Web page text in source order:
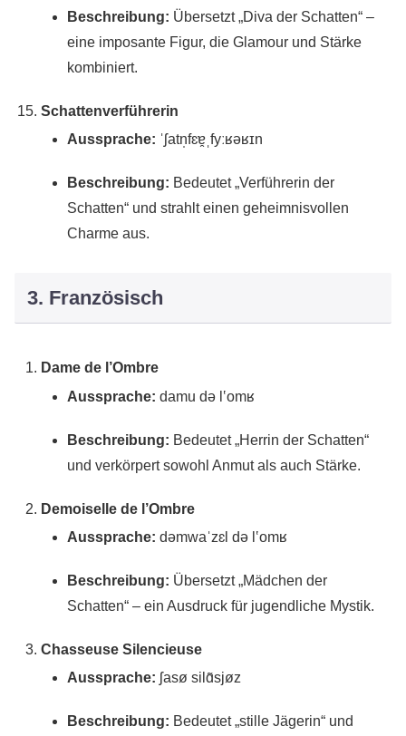
Beschreibung: Übersetzt „Diva der Schatten“ –
eine imposante Figur, die Glamour und Stärke
kombiniert.
Schattenverführerin
Aussprache: ˈʃatn̩fɛɐ̯ˌfyːʁəʁɪn
Beschreibung: Bedeutet „Verführerin der
Schatten“ und strahlt einen geheimnisvollen
Charme aus.
3. Französisch
Dame de l’Ombre
Aussprache: damu də l‛omʁ
Beschreibung: Bedeutet „Herrin der Schatten“
und verkörpert sowohl Anmut als auch Stärke.
Demoiselle de l’Ombre
Aussprache: dəmwaˈzɛl də l‛omʁ
Beschreibung: Übersetzt „Mädchen der
Schatten“ – ein Ausdruck für jugendliche Mystik.
Chasseuse Silencieuse
Aussprache: ʃasø silɑ̃sjøz
Beschreibung: Bedeutet „stille Jägerin“ und